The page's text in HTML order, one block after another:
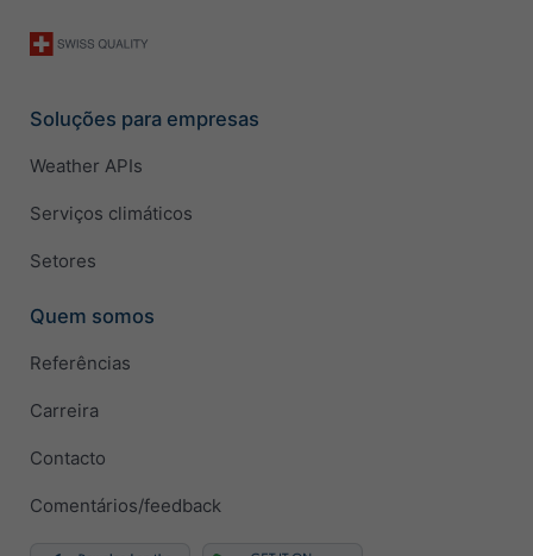
Soluções para empresas
Weather APIs
Serviços climáticos
Setores
Quem somos
Referências
Carreira
Contacto
Comentários/feedback